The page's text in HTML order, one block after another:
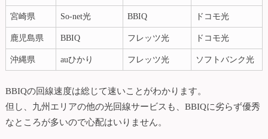
宮崎県 So-net光 BBIQ ドコモ光
鹿児島県 BBIQ フレッツ光 ドコモ光
沖縄県 auひかり フレッツ光 ソフトバンク光
BBIQの回線速度は総じて速いことがわかります。
但し、九州エリアの他の光回線サービスも、BBIQに劣らず優秀
なところが多いので心配はいりません。